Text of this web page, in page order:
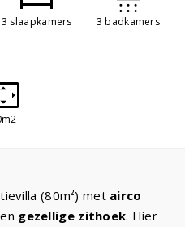
3 slaapkamers 3 badkamers
(80m²) met airco
gezellige zithoek. Hier